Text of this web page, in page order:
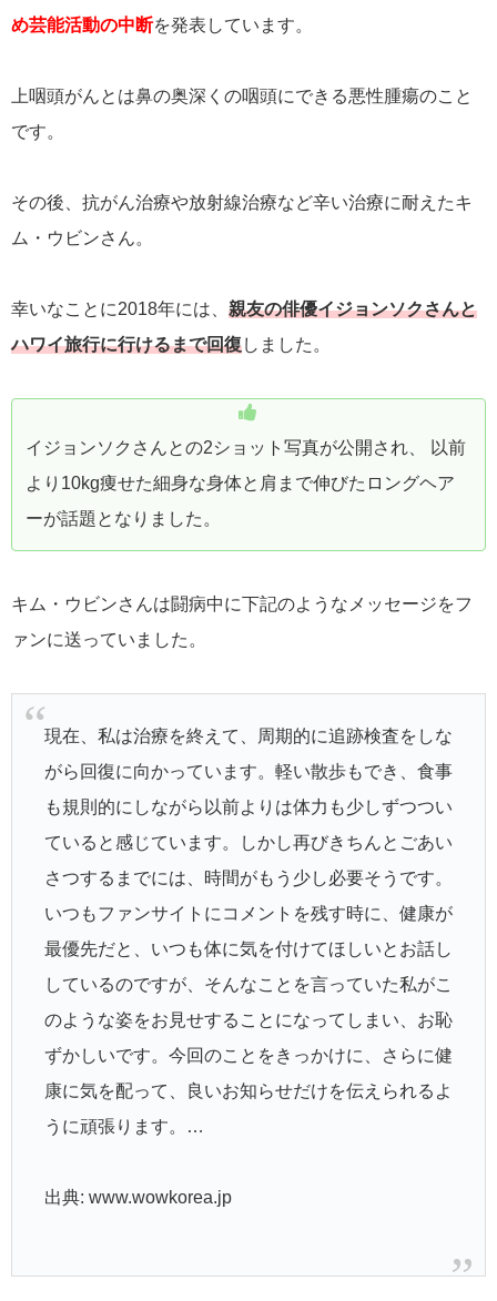
め芸能活動の中断を発表しています。
上咽頭がんとは鼻の奥深くの咽頭にできる悪性腫瘍のこと
です。
その後、抗がん治療や放射線治療など辛い治療に耐えたキ
ム・ウビンさん。
幸いなことに2018年には、 親友の俳優イジョンソクさんと
ハワイ旅行に行けるまで回復しました。
イジョンソクさんとの2ショット写真が公開され、 以前
より10kg痩せた細身な身体と肩まで伸びたロングヘア
ーが話題となりました。
キム・ウビンさんは闘病中に下記のようなメッセージをフ
ァンに送っていました。
現在、私は治療を終えて、周期的に追跡検査をしな
がら回復に向かっています。軽い散歩もでき、食事
も規則的にしながら以前よりは体力も少しずつつい
ていると感じています。しかし再びきちんとごあい
さつするまでには、時間がもう少し必要そうです。
いつもファンサイトにコメントを残す時に、健康が
最優先だと、いつも体に気を付けてほしいとお話し
しているのですが、そんなことを言っていた私がこ
のような姿をお見せすることになってしまい、お恥
ずかしいです。今回のことをきっかけに、さらに健
康に気を配って、良いお知らせだけを伝えられるよ
うに頑張ります。…
出典: www.wowkorea.jp